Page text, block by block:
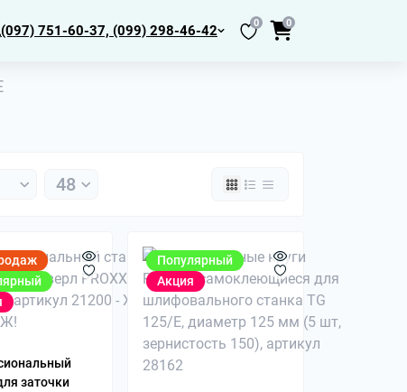
МК2,
(097) 751-60-37, (099) 298-46-42 0 0
заточки
Популярный
Акция